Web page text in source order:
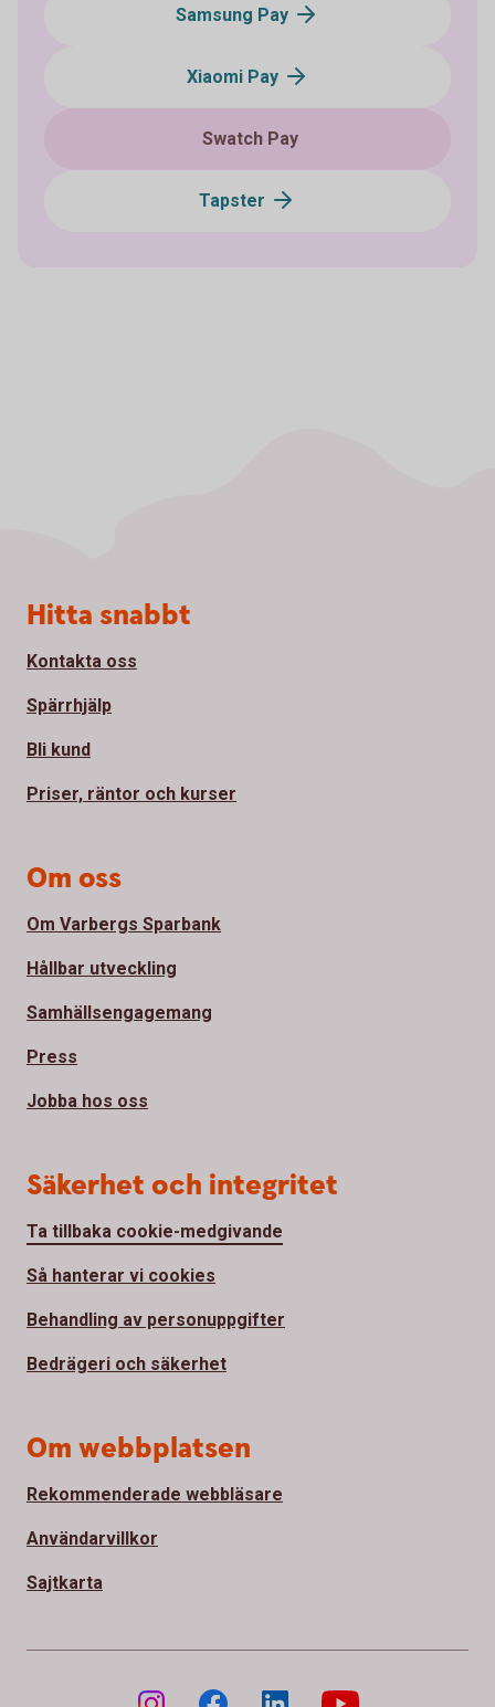
Samsung Pay
Xiaomi Pay
Swatch Pay
Tapster
Sidfot
Hitta snabbt
Kontakta oss
Spärrhjälp
Bli kund
Priser, räntor och kurser
Om oss
Om Varbergs Sparbank
Hållbar utveckling
Samhällsengagemang
Press
Jobba hos oss
Säkerhet och integritet
Ta tillbaka cookie-medgivande
Så hanterar vi cookies
Behandling av personuppgifter
Bedrägeri och säkerhet
Om webbplatsen
Rekommenderade webbläsare
Användarvillkor
Sajtkarta